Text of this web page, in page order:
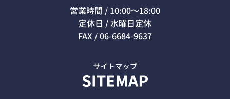
営業時間 / 10:00～18:00
定休日 / 水曜日定休
FAX / 06-6684-9637